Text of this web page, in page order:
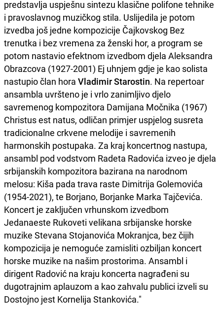
predstavlja uspješnu sintezu klasične polifone tehnike
i pravoslavnog muzičkog stila. Uslijedila je potom
izvedba još jedne kompozicije Čajkovskog Bez
trenutka i bez vremena za ženski hor, a program se
potom nastavio efektnom izvedbom djela Aleksandra
Obrazcova (1927-2001) Ej uhnjem gdje je kao solista
nastupio član hora Vladimir Starostin. Na repertoar
ansambla uvršteno je i vrlo zanimljivo djelo
savremenog kompozitora Damijana Močnika (1967)
Christus est natus, odličan primjer uspjelog susreta
tradicionalne crkvene melodije i savremenih
harmonskih postupaka. Za kraj koncertnog nastupa,
ansambl pod vodstvom Radeta Radovića izveo je djela
srbijanskih kompozitora bazirana na narodnom
melosu: Kiša pada trava raste Dimitrija Golemovića
(1954-2021), te Borjano, Borjanke Marka Tajčevića.
Koncert je zaključen vrhunskom izvedbom
Jedanaeste Rukoveti velikana srbijanske horske
muzike Stevana Stojanovića Mokranjca, bez čijih
kompozicija je nemoguće zamisliti ozbiljan koncert
horske muzike na našim prostorima. Ansambl i
dirigent Radović na kraju koncerta nagrađeni su
dugotrajnim aplauzom a kao zahvalu publici izveli su
Dostojno jest Kornelija Stankovića."